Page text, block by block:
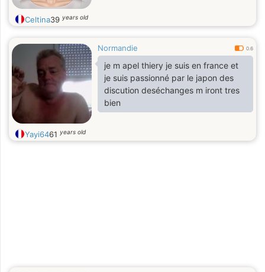
Celtina39 years old
Normandie 0.6
je m apel thiery je suis en france et
je suis passionné par le japon des
discution deséchanges m iront tres
bien
Yayi6461 years old